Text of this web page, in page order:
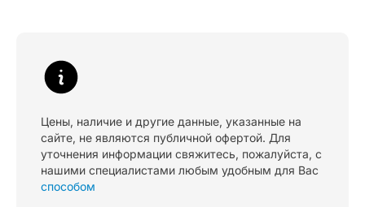
Цены, наличие и другие данные, указанные на
сайте, не являются публичной офертой. Для
уточнения информации свяжитесь, пожалуйста, с
нашими специалистами любым удобным для Вас
способом